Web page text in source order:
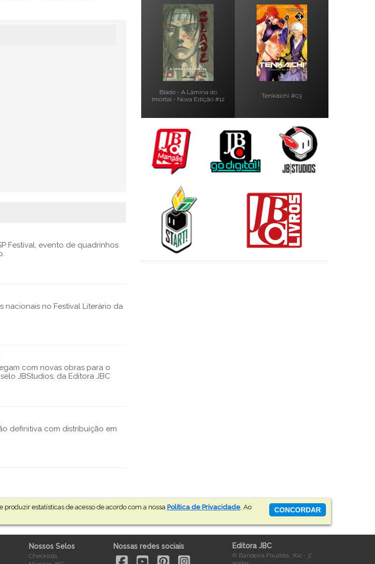
Festival, evento de quadrinhos
nacionais no Festival Literário da
com novas obras para o
JBStudios, da Editora JBC
definitiva com distribuição em
Blade - A Lâmina do
Imortal - Nova Edição #12
Tenkaichi #03
estatísticas de acesso de acordo com a nossa Política de Privacidade . Ao
CONCORDAR
Nossos Selos
Checklists
Nossas redes sociais Editora JBC
R. Bandeira Paulista, 702 - 3°